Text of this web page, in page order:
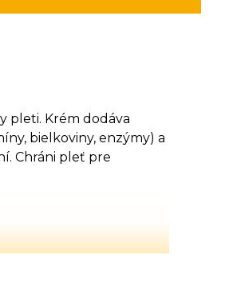
pleti. Krém dodáva
bielkoviny, enzýmy) a
Chráni pleť pre